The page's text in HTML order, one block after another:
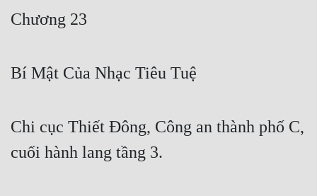
Hậu Cung
Truyện Dịch
Truyện Nhập Môn
Chương 23
Bí Mật Của Nhạc Tiêu Tuệ
Chi cục Thiết Đông, Công an thành phố C,
cuối hành lang tầng 3.